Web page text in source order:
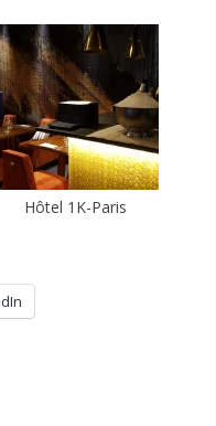
Hôtel 1K-Paris